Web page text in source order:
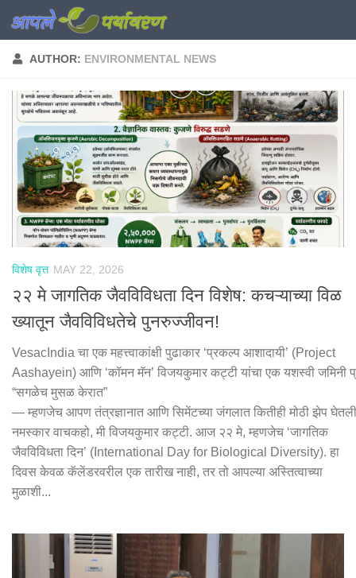
Skip to content
AUTHOR: ENVIRONMENTAL NEWS
विशेष वृत्त MAY 22, 2026
२२ मे जागतिक जैवविविधता दिन विशेष: कचऱ्याच्या विळ
ख्यातून जैवविविधतेचे पुनरुज्जीवन!
VesacIndia चा एक महत्त्वाकांक्षी पुढाकार ‘प्रकल्प आशादायी’ (Project
Aashayein) आणि ‘कॉमन मॅन’ विजयकुमार कट्टी यांचा एक यशस्वी जमिनी
“सगळेच मुसळ केरात”
— म्हणजेच आपण तंत्रज्ञानात आणि सिमेंटच्या जंगलात कितीही मोठी झेप
नमस्कार वाचकहो, मी विजयकुमार कट्टी. आज २२ मे, म्हणजेच ‘जागतिक
जैवविविधता दिन’ (International Day for Biological Diversity). हा
दिवस केवळ कॅलेंडरवरील एक तारीख नाही, तर तो आपल्या अस्तित्वाच्या
मुळाशी...